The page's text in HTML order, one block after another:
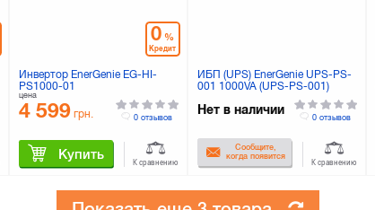
0 %
Кредит
Инвертор EnerGenie EG-HI-
PS1000-01
цена
4 599 грн.
Купить
0 отзывов
К сравнению
ИБП (UPS) EnerGenie UPS-PS-
001 1000VA (UPS-PS-001)
Нет в наличии
Сообщите,
когда появится
0 отзывов
К сравнению